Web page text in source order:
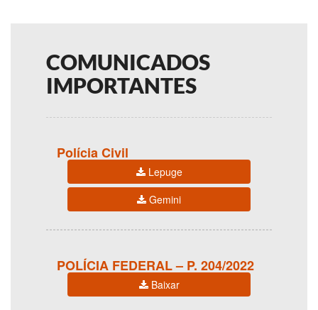
COMUNICADOS
IMPORTANTES
Polícia Civil
Lepuge
Gemini
POLÍCIA FEDERAL – P. 204/2022
Baixar